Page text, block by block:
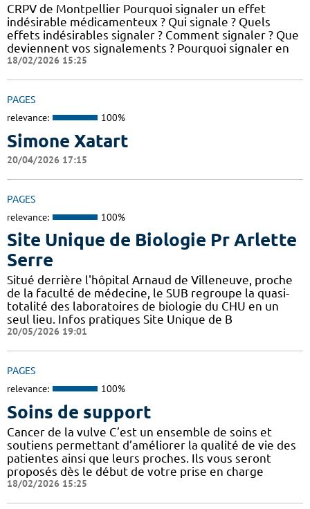
CRPV de Montpellier Pourquoi signaler un effet
indésirable médicamenteux ? Qui signale ? Quels
effets indésirables signaler ? Comment signaler ? Que
deviennent vos signalements ? Pourquoi signaler en
18/02/2026 15:25
PAGES
relevance: 100%
Simone Xatart
20/04/2026 17:15
PAGES
relevance: 100%
Site Unique de Biologie Pr Arlette
Serre
Situé derrière l'hôpital Arnaud de Villeneuve, proche
de la faculté de médecine, le SUB regroupe la quasi-
totalité des laboratoires de biologie du CHU en un
seul lieu. Infos pratiques Site Unique de B
20/05/2026 19:01
PAGES
relevance: 100%
Soins de support
Cancer de la vulve C’est un ensemble de soins et
soutiens permettant d’améliorer la qualité de vie des
patientes ainsi que leurs proches. Ils vous seront
proposés dès le début de votre prise en charge
18/02/2026 15:25